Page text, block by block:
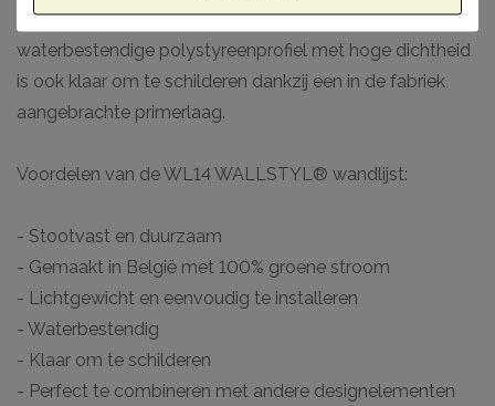
plaats je het rechtstreeks op de muur. Dit slag- en
waterbestendige polystyreenprofiel met hoge dichtheid
is ook klaar om te schilderen dankzij een in de fabriek
aangebrachte primerlaag.
Voordelen van de WL14 WALLSTYL® wandlijst:
- Stootvast en duurzaam
- Gemaakt in België met 100% groene stroom
- Lichtgewicht en eenvoudig te installeren
- Waterbestendig
- Klaar om te schilderen
- Perfect te combineren met andere designelementen